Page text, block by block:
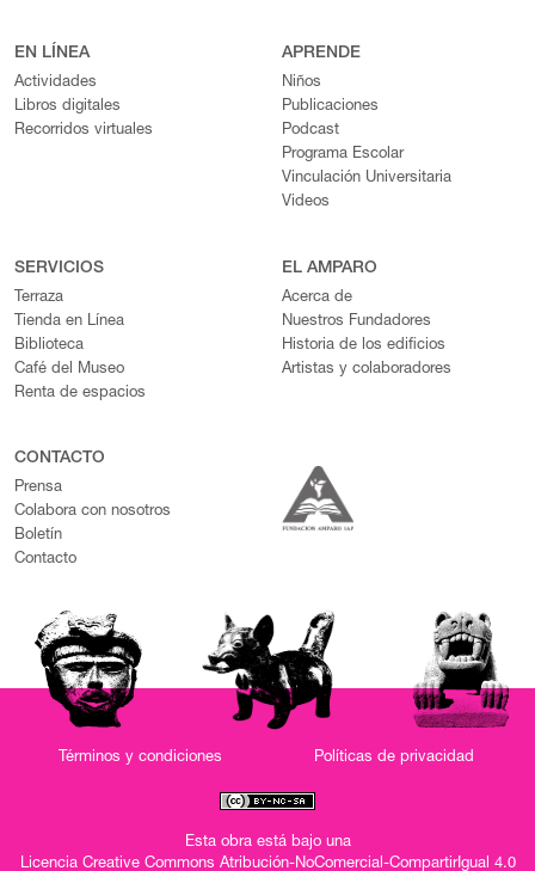
EN LÍNEA
Actividades
Libros digitales
Recorridos virtuales
APRENDE
Niños
Publicaciones
Podcast
Programa Escolar
Vinculación Universitaria
Videos
SERVICIOS
Terraza
Tienda en Línea
Biblioteca
Café del Museo
Renta de espacios
EL AMPARO
Acerca de
Nuestros Fundadores
Historia de los edificios
Artistas y colaboradores
CONTACTO
Prensa
Colabora con nosotros
Boletín
Contacto
Términos y condiciones Políticas de privacidad
Esta obra está bajo una
Licencia Creative Commons Atribución-NoComercial-CompartirIgual 4.0